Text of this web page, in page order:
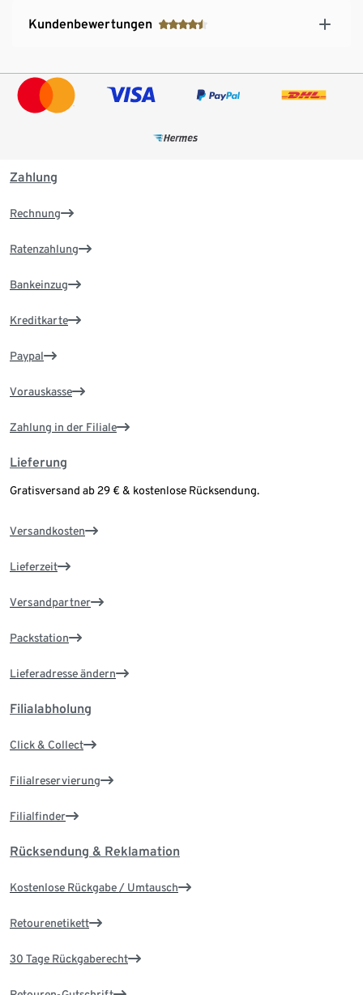
Kundenbewertungen
Zahlung
Rechnung
Ratenzahlung
Bankeinzug
Kreditkarte
Paypal
Vorauskasse
Zahlung in der Filiale
Lieferung
Gratisversand ab 29 € & kostenlose Rücksendung.
Versandkosten
Lieferzeit
Versandpartner
Packstation
Lieferadresse ändern
Filialabholung
Click & Collect
Filialreservierung
Filialfinder
Rücksendung & Reklamation
Kostenlose Rückgabe / Umtausch
Retourenetikett
30 Tage Rückgaberecht